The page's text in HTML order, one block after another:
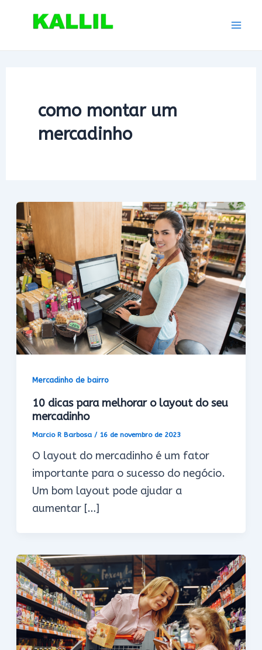
como montar um
mercadinho
Mercadinho de bairro
10 dicas para melhorar o layout do seu
mercadinho
Marcio R Barbosa/ 16 de novembro de 2023
O layout do mercadinho é um fator
importante para o sucesso do negócio.
Um bom layout pode ajudar a
aumentar […]